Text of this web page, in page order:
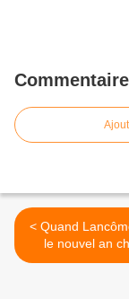
< Quand Lancôme célèbre
le nouvel an